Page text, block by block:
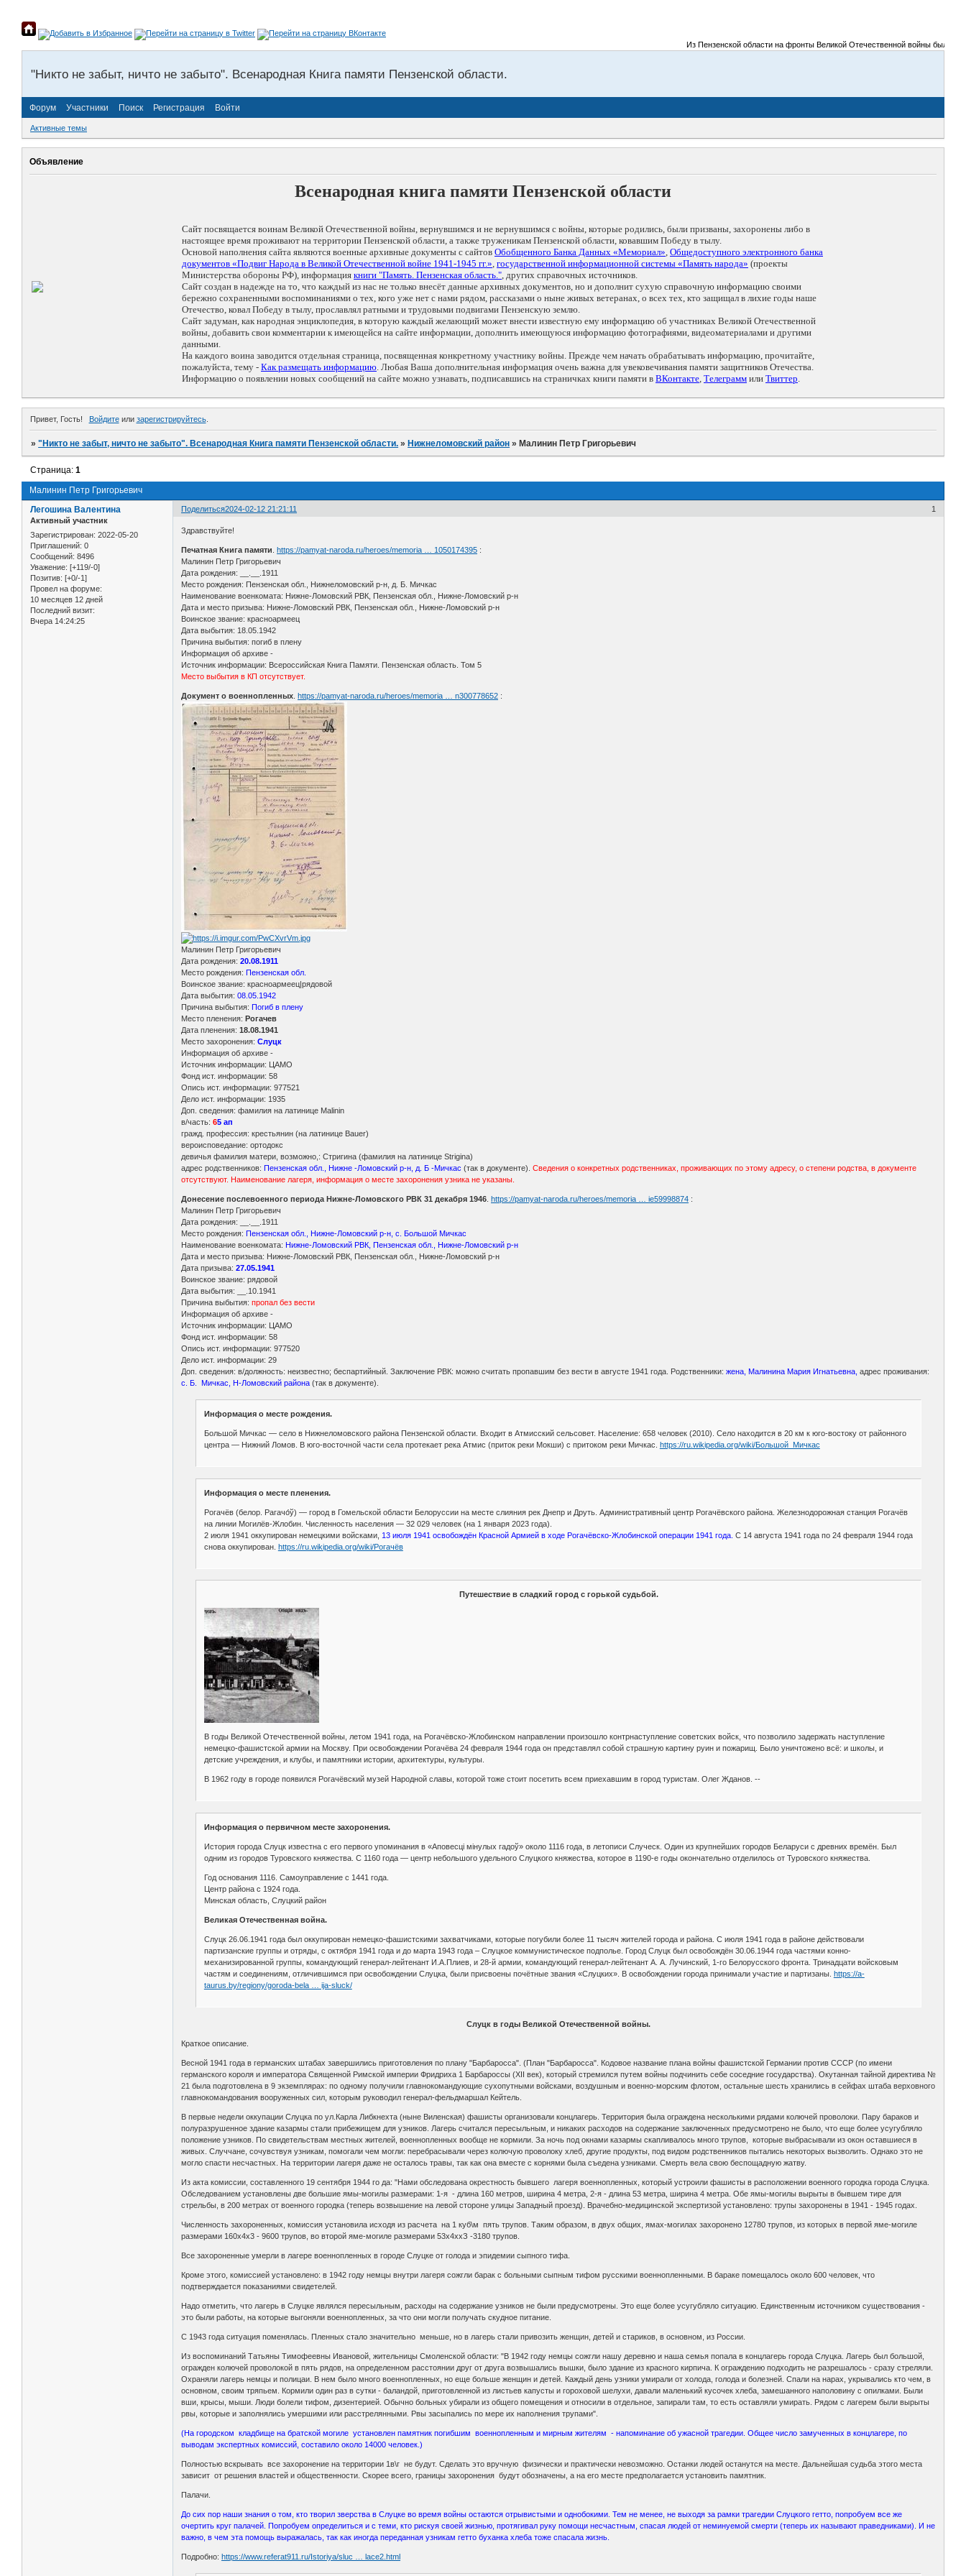
Из Пензенской области на фронты Великой Отечественной войны было
"Никто не забыт, ничто не забыто". Всенародная Книга памяти Пензенской области.
Форум Участники Поиск Регистрация Войти
Активные темы
Объявление
Всенародная книга памяти Пензенской области
Сайт посвящается воинам Великой Отечественной войны, вернувшимся и не вернувшимся с войны, которые родились, были призваны, захоронены либо в
настоящее время проживают на территории Пензенской области, а также труженикам Пензенской области, ковавшим Победу в тылу.
Основой наполнения сайта являются военные архивные документы с сайтов Обобщенного Банка Данных «Мемориал», Общедоступного электронного банка
документов «Подвиг Народа в Великой Отечественной войне 1941-1945 гг.», государственной информационной системы «Память народа» (проекты
Министерства обороны РФ), информация книги "Память. Пензенская область.", других справочных источников.
Сайт создан в надежде на то, что каждый из нас не только внесёт данные архивных документов, но и дополнит сухую справочную информацию своими
бережно сохраненными воспоминаниями о тех, кого уже нет с нами рядом, рассказами о ныне живых ветеранах, о всех тех, кто защищал в лихие годы наше
Отечество, ковал Победу в тылу, прославлял ратными и трудовыми подвигами Пензенскую землю.
Сайт задуман, как народная энциклопедия, в которую каждый желающий может внести известную ему информацию об участниках Великой Отечественной
войны, добавить свои комментарии к имеющейся на сайте информации, дополнить имеющуюся информацию фотографиями, видеоматериалами и другими
данными.
На каждого воина заводится отдельная страница, посвященная конкретному участнику войны. Прежде чем начать обрабатывать информацию, прочитайте,
пожалуйста, тему - Как размещать информацию. Любая Ваша дополнительная информация очень важна для увековечивания памяти защитников Отечества.
Информацию о появлении новых сообщений на сайте можно узнавать, подписавшись на страничках книги памяти в ВКонтакте, Телеграмм или Твиттер.
Привет, Гость! Войдитеили зарегистрируйтесь.
»"Никто не забыт, ничто не забыто". Всенародная Книга памяти Пензенской области. » Нижнеломовский район » Малинин Петр Григорьевич
Малинин Петр Григорьевич
Страница:1
Поделиться 1
2024-02-12 21:21:11
Легошина Валентина
Активный участник
Зарегистрирован: 2022-05-20
Приглашений: 0
Сообщений: 8496
Уважение: [+119/-0]
Позитив: [+0/-1]
Провел на форуме:
10 месяцев 12 дней
Последний визит:
Вчера 14:24:25
Здравствуйте!
Печатная Книга памяти .https://pamyat-naroda.ru/heroes/memoria … 1050174395 :
Малинин Петр Григорьевич
Дата рождения: __.__.1911
Место рождения: Пензенская обл., Нижнеломовский р-н, д. Б. Мичкас
Наименование военкомата: Нижне-Ломовский РВК, Пензенская обл., Нижне-Ломовский р-н
Дата и место призыва: Нижне-Ломовский РВК, Пензенская обл., Нижне-Ломовский р-н
Воинское звание: красноармеец
Дата выбытия: 18.05.1942
Причина выбытия: погиб в плену
Информация об архиве -
Источник информации: Всероссийская Книга Памяти. Пензенская область. Том 5
Место выбытия в КП отсутствует.
Документ о военнопленных .https://pamyat-naroda.ru/heroes/memoria … n300778652 :
Малинин Петр Григорьевич
Дата рождения: 20.08.1911
Место рождения: Пензенская обл.
Воинское звание: красноармеец|рядовой
Дата выбытия: 08.05.1942
Причина выбытия: Погиб в плену
Место пленения:Рогачев
Дата пленения:18.08.1941
Место захоронения:Слуцк
Информация об архиве -
Источник информации: ЦАМО
Фонд ист. информации: 58
Опись ист. информации: 977521
Дело ист. информации: 1935
Доп. сведения: фамилия на латинице Malinin
в/часть:65 ап
гражд. профессия: крестьянин (на латинице Bauer)
вероисповедание: ортодокс
девичья фамилия матери, возможно,: Стригина (фамилия на латинице Strigina)
адрес родственников:Пензенская обл., Нижне -Ломовский р-н, д. Б -Мичкас (так в документе). Сведения о конкретных родственниках, проживающих по этому адресу, о степени родства, в документе
отсутствуют. Наименование лагеря, информация о месте захоронения узника не указаны.
Донесение послевоенного периода Нижне-Ломовского РВК 31 декабря 1946 .https://pamyat-naroda.ru/heroes/memoria … ie59998874 :
Малинин Петр Григорьевич
Дата рождения: __.__.1911
Место рождения:Пензенская обл., Нижне-Ломовский р-н, с. Большой Мичкас
Наименование военкомата: Нижне-Ломовский РВК, Пензенская обл., Нижне-Ломовский р-н
Дата и место призыва: Нижне-Ломовский РВК, Пензенская обл., Нижне-Ломовский р-н
Дата призыва:27.05.1941
Воинское звание: рядовой
Дата выбытия: __.10.1941
Причина выбытия: пропал без вести
Информация об архиве -
Источник информации: ЦАМО
Фонд ист. информации: 58
Опись ист. информации: 977520
Дело ист. информации: 29
Доп. сведения: в/должность: неизвестно; беспартийный. Заключение РВК: можно считать пропавшим без вести в августе 1941 года. Родственники: жена, Малинина Мария Игнатьевна, адрес проживания:
с. Б. Мичкас, Н-Ломовский района (так в документе).
Информация о месте рождения.
Большой Мичкас — село в Нижнеломовского района Пензенской области. Входит в Атмисский сельсовет. Население: 658 человек (2010). Село находится в 20 км к юго-востоку от районного
центра — Нижний Ломов. В юго-восточной части села протекает река Атмис (приток реки Мокши) с притоком реки Мичкас. https://ru.wikipedia.org/wiki/Большой_Мичкас
Информация о месте пленения.
Рогачёв (белор. Рагачо́ў) — город в Гомельской области Белоруссии на месте слияния рек Днепр и Друть. Административный центр Рогачёвского района. Железнодорожная станция Рогачёв
на линии Могилёв-Жлобин. Численность населения — 32 029 человек (на 1 января 2023 года).
2 июля 1941 оккупирован немецкими войсками, 13 июля 1941 освобождён Красной Армией в ходе Рогачёвско-Жлобинской операции 1941 года. С 14 августа 1941 года по 24 февраля 1944 года
снова оккупирован. https://ru.wikipedia.org/wiki/Рогачёв
Путешествие в сладкий город с горькой судьбой.
В годы Великой Отечественной войны, летом 1941 года, на Рогачёвско-Жлобинском направлении произошло контрнаступление советских войск, что позволило задержать наступление
немецко-фашистской армии на Москву. При освобождении Рогачёва 24 февраля 1944 года он представлял собой страшную картину руин и пожарищ. Было уничтожено всё: и школы, и
детские учреждения, и клубы, и памятники истории, архитектуры, культуры.
В 1962 году в городе появился Рогачёвский музей Народной славы, которой тоже стоит посетить всем приехавшим в город туристам. Олег Жданов. --
Информация о первичном месте захоронения.
История города Слуцк известна с его первого упоминания в «Аповесці мінулых гадоў» около 1116 года, в летописи Случеск. Один из крупнейших городов Беларуси с древних времён. Был
одним из городов Туровского княжества. С 1160 года — центр небольшого удельного Слуцкого княжества, которое в 1190-е годы окончательно отделилось от Туровского княжества.
Год основания 1116. Самоуправление с 1441 года.
Центр района с 1924 года.
Минская область, Слуцкий район
Великая Отечественная война.
Слуцк 26.06.1941 года был оккупирован немецко-фашистскими захватчиками, которые погубили более 11 тысяч жителей города и района. С июля 1941 года в районе действовали
партизанские группы и отряды, с октября 1941 года и до марта 1943 года – Слуцкое коммунистическое подполье. Город Слуцк был освобождён 30.06.1944 года частями конно-
механизированной группы, командующий генерал-лейтенант И.А.Плиев, и 28-й армии, командующий генерал-лейтенант А. А. Лучинский, 1-го Белорусского фронта. Тринадцати войсковым
частям и соединениям, отличившимся при освобождении Слуцка, были присвоены почётные звания «Слуцких». В освобождении города принимали участие и партизаны. https://a-
taurus.by/regiony/goroda-bela … ija-sluck/
Слуцк в годы Великой Отечественной войны.
Краткое описание.
Весной 1941 года в германских штабах завершились приготовления по плану "Барбаросса". (План "Барбаросса". Кодовое название плана войны фашистской Германии против СССР (по имени
германского короля и императора Священной Римской империи Фридриха 1 Барбароссы (XII век), который стремился путем войны подчинить себе соседние государства). Окутанная тайной директива №
21 была подготовлена в 9 экземплярах: по одному получили главнокомандующие сухопутными войсками, воздушным и военно-морским флотом, остальные шесть хранились в сейфах штаба верховного
главнокомандования вооруженных сил, которым руководил генерал-фельдмаршал Кейтель.
В первые недели оккупации Слуцка по ул.Карла Либкнехта (ныне Виленская) фашисты организовали концлагерь. Территория была ограждена несколькими рядами колючей проволоки. Пару бараков и
полуразрушенное здание казармы стали прибежищем для узников. Лагерь считался пересыльным, и никаких расходов на содержание заключенных предусмотрено не было, что еще более усугубляло
положение узников. По свидетельствам местных жителей, военнопленных вообще не кормили. За ночь под окнами казармы скапливалось много трупов, которые выбрасывали из окон оставшиеся в
живых. Случчане, сочувствуя узникам, помогали чем могли: перебрасывали через колючую проволоку хлеб, другие продукты, под видом родственников пытались некоторых вызволить. Однако это не
могло спасти несчастных. На территории лагеря даже не осталось травы, так как она вместе с корнями была съедена узниками. Смерть вела свою беспощадную жатву.
Из акта комиссии, составленного 19 сентября 1944 го да: "Нами обследована окрестность бывшего лагеря военнопленных, который устроили фашисты в расположении военного городка города Слуцка.
Обследованием установлены две большие ямы-могилы размерами: 1-я - длина 160 метров, ширина 4 метра, 2-я - длина 53 метра, ширина 4 метра. Обе ямы-могилы вырыты в бывшем тире для
стрельбы, в 200 метрах от военного городка (теперь возвышение на левой стороне улицы Западный проезд). Врачебно-медицинской экспертизой установлено: трупы захоронены в 1941 - 1945 годах.
Численность захороненных, комиссия установила исходя из расчета на 1 куб\м пять трупов. Таким образом, в двух общих, ямах-могилах захоронено 12780 трупов, из которых в первой яме-могиле
размерами 160x4x3 - 9600 трупов, во второй яме-могиле размерами 53х4ххЗ -3180 трупов.
Все захороненные умерли в лагере военнопленных в городе Слуцке от голода и эпидемии сыпного тифа.
Кроме этого, комиссией установлено: в 1942 году немцы внутри лагеря сожгли барак с больными сыпным тифом русскими военнопленными. В бараке помещалось около 600 человек, что
подтверждается показаниями свидетелей.
Надо отметить, что лагерь в Слуцке являлся пересыльным, расходы на содержание узников не были предусмотрены. Это еще более усугубляло ситуацию. Единственным источником существования -
это были работы, на которые выгоняли военнопленных, за что они могли получать скудное питание.
С 1943 года ситуация поменялась. Пленных стало значительно меньше, но в лагерь стали привозить женщин, детей и стариков, в основном, из России.
Из воспоминаний Татьяны Тимофеевны Ивановой, жительницы Смоленской области: "В 1942 году немцы сожгли нашу деревню и наша семья попала в концлагерь города Слуцка. Лагерь был большой,
огражден колючей проволокой в пять рядов, на определенном расстоянии друг от друга возвышались вышки, было здание из красного кирпича. К ограждению подходить не разрешалось - сразу стреляли.
Охраняли лагерь немцы и полицаи. В нем было много военнопленных, но еще больше женщин и детей. Каждый день узники умирали от холода, голода и болезней. Спали на нарах, укрывались кто чем, в
основном, своим тряпьем. Кормили один раз в сутки - баландой, приготовленной из листьев капусты и гороховой шелухи, давали маленький кусочек хлеба, замешанного наполовину с опилками. Были
вши, крысы, мыши. Люди болели тифом, дизентерией. Обычно больных убирали из общего помещения и относили в отдельное, запирали там, то есть оставляли умирать. Рядом с лагерем были вырыты
рвы, которые и заполнялись умершими или расстрелянными. Рвы засыпались по мере их наполнения трупами".
(На городском кладбище на братской могиле установлен памятник погибшим военнопленным и мирным жителям - напоминание об ужасной трагедии. Общее число замученных в концлагере, по
выводам экспертных комиссий, составило около 14000 человек.)
Полностью вскрывать все захоронение на территории 1в\г не будут. Сделать это вручную физически и практически невозможно. Останки людей останутся на месте. Дальнейшая судьба этого места
зависит от решения властей и общественности. Скорее всего, границы захоронения будут обозначены, а на его месте предполагается установить памятник.
Палачи.
До сих пор наши знания о том, кто творил зверства в Слуцке во время войны остаются отрывистыми и однобокими. Тем не менее, не выходя за рамки трагедии Слуцкого гетто, попробуем все же
очертить круг палачей. Попробуем определиться и с теми, кто рискуя своей жизнью, протягивал руку помощи несчастным, спасая людей от неминуемой смерти (теперь их называют праведниками). И не
важно, в чем эта помощь выражалась, так как иногда переданная узникам гетто буханка хлеба тоже спасала жизнь.
Подробно:https://www.referat911.ru/Istoriya/sluc … lace2.html